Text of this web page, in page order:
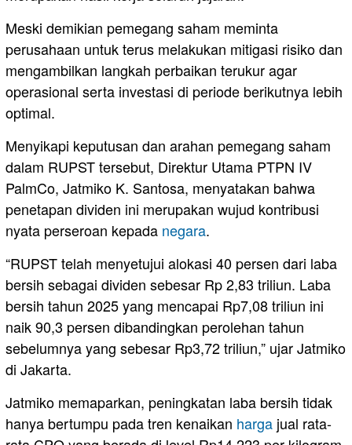
Meski demikian pemegang saham meminta
perusahaan untuk terus melakukan mitigasi risiko dan
mengambilkan langkah perbaikan terukur agar
operasional serta investasi di periode berikutnya lebih
optimal.
Menyikapi keputusan dan arahan pemegang saham
dalam RUPST tersebut, Direktur Utama PTPN IV
PalmCo, Jatmiko K. Santosa, menyatakan bahwa
penetapan dividen ini merupakan wujud kontribusi
nyata perseroan kepada negara.
“RUPST telah menyetujui alokasi 40 persen dari laba
bersih sebagai dividen sebesar Rp 2,83 triliun. Laba
bersih tahun 2025 yang mencapai Rp7,08 triliun ini
naik 90,3 persen dibandingkan perolehan tahun
sebelumnya yang sebesar Rp3,72 triliun,” ujar Jatmiko
di Jakarta.
Jatmiko memaparkan, peningkatan laba bersih tidak
hanya bertumpu pada tren kenaikan harga jual rata-